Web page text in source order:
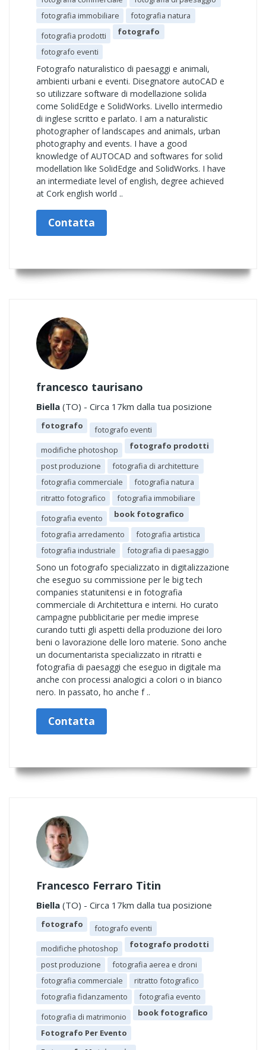
fotografia immobiliare
fotografia natura
fotografia prodotti
fotografo
fotografo eventi
Fotografo naturalistico di paesaggi e animali,
ambienti urbani e eventi. Disegnatore autoCAD e
so utilizzare software di modellazione solida
come SolidEdge e SolidWorks. Livello intermedio
di inglese scritto e parlato. I am a naturalistic
photographer of landscapes and animals, urban
photography and events. I have a good
knowledge of AUTOCAD and softwares for solid
modellation like SolidEdge and SolidWorks. I have
an intermediate level of english, degree achieved
at Cork english world ..
Contatta
francesco taurisano
Biella (TO) - Circa 17km dalla tua posizione
fotografo
fotografo eventi
modifiche photoshop
fotografo prodotti
post produzione
fotografia di architetture
fotografia commerciale
fotografia natura
ritratto fotografico
fotografia immobiliare
fotografia evento
book fotografico
fotografia arredamento
fotografia artistica
fotografia industriale
fotografia di paesaggio
Sono un fotografo specializzato in digitalizzazione
che eseguo su commissione per le big tech
companies statunitensi e in fotografia
commerciale di Architettura e interni. Ho curato
campagne pubblicitarie per medie imprese
curando tutti gli aspetti della produzione dei loro
beni o lavorazione delle loro materie. Sono anche
un documentarista specializzato in ritratti e
fotografia di paesaggi che eseguo in digitale ma
anche con processi analogici a colori o in bianco
nero. In passato, ho anche f ..
Contatta
Francesco Ferraro Titin
Biella (TO) - Circa 17km dalla tua posizione
fotografo
fotografo eventi
modifiche photoshop
fotografo prodotti
post produzione
fotografia aerea e droni
fotografia commerciale
ritratto fotografico
fotografia fidanzamento
fotografia evento
fotografia di matrimonio
book fotografico
Fotografo Per Evento